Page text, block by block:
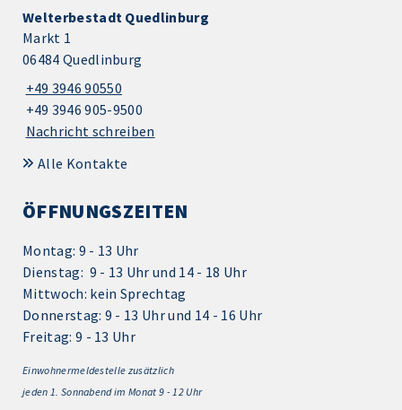
Welterbestadt Quedlinburg
Markt 1
06484 Quedlinburg
+49 3946 90550
+49 3946 905-9500
Nachricht schreiben
Alle Kontakte
ÖFFNUNGSZEITEN
Montag: 9 - 13 Uhr
Dienstag: 9 - 13 Uhr und 14 - 18 Uhr
Mittwoch: kein Sprechtag
Donnerstag: 9 - 13 Uhr und 14 - 16 Uhr
Freitag: 9 - 13 Uhr
Einwohnermeldestelle zusätzlich
jeden 1. Sonnabend im Monat 9 - 12 Uhr